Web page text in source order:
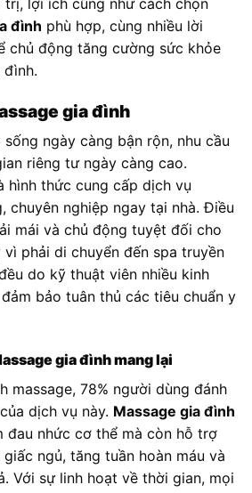
đình phù hợp, cùng nhiều lời
chủ động tăng cường sức khỏe
đình.
gia đình
ngày càng bận rộn, nhu cầu
riêng tư ngày càng cao.
hình thức cung cấp dịch vụ
chuyên nghiệp ngay tại nhà. Điều
mái và chủ động tuyệt đối cho
phải di chuyển đến spa truyền
do kỹ thuật viên nhiều kinh
bảo tuân thủ các tiêu chuẩn y
gia đình mang lại
massage, 78% người dùng đánh
dịch vụ này. Massage gia đình
đau nhức cơ thể mà còn hỗ trợ
ngủ, tăng tuần hoàn máu và
Với sự linh hoạt về thời gian, mọi